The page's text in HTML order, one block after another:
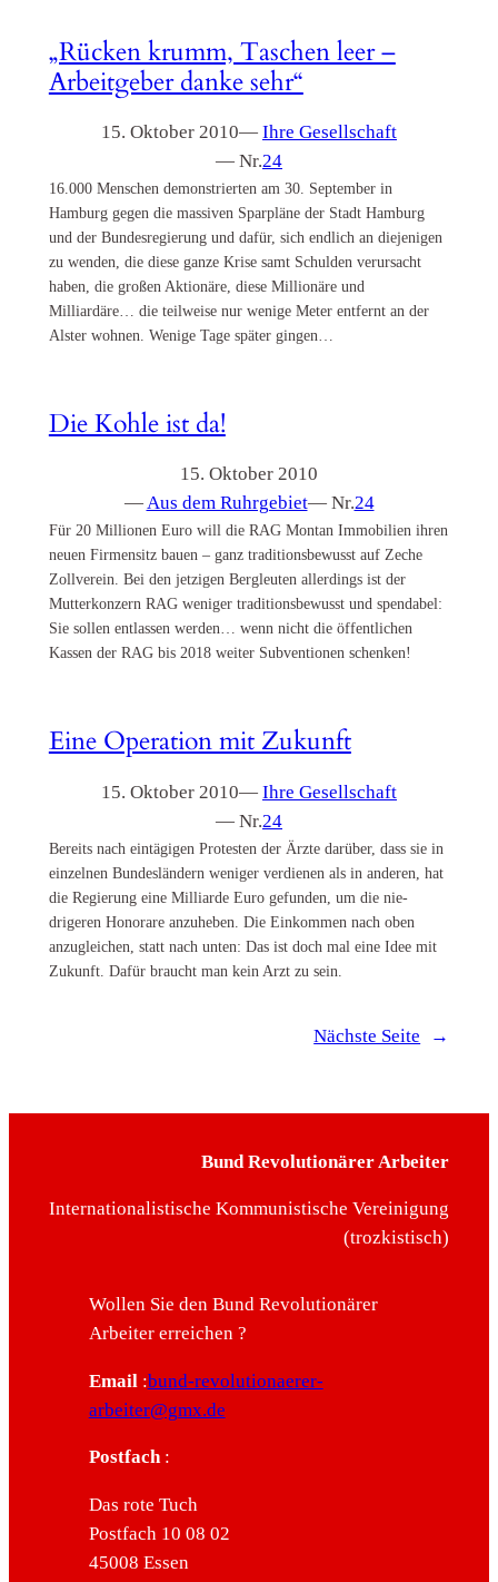
„Rücken krumm, Taschen leer –
Arbeitgeber danke sehr“
15. Oktober 2010— Ihre Gesellschaft
— Nr.24
16.000 Menschen demonstrierten am 30. September in
Hamburg gegen die massiven Sparpläne der Stadt Hamburg
und der Bundesregierung und dafür, sich endlich an diejenigen
zu wenden, die diese ganze Krise samt Schulden verursacht
haben, die großen Aktionäre, diese Millionäre und
Milliardäre… die teilweise nur wenige Meter entfernt an der
Alster wohnen. Wenige Tage später gingen…
Die Kohle ist da!
15. Oktober 2010
—Aus dem Ruhrgebiet— Nr.24
Für 20 Millionen Euro will die RAG Montan Immobilien ihren
neuen Firmensitz bauen – ganz traditionsbewusst auf Zeche
Zollverein. Bei den jetzigen Bergleuten allerdings ist der
Mutterkonzern RAG weniger traditionsbewusst und spendabel:
Sie sollen entlassen werden… wenn nicht die öffentlichen
Kassen der RAG bis 2018 weiter Subventionen schenken!
Eine Operation mit Zukunft
15. Oktober 2010— Ihre Gesellschaft
— Nr.24
Bereits nach eintägigen Protesten der Ärzte darüber, dass sie in
einzelnen Bundesländern weniger verdienen als in anderen, hat
die Regierung eine Milliarde Euro gefunden, um die nie-
drigeren Honorare anzuheben. Die Einkommen nach oben
anzugleichen, statt nach unten: Das ist doch mal eine Idee mit
Zukunft. Dafür braucht man kein Arzt zu sein.
Nächste Seite →
Bund Revolutionärer Arbeiter
Internationalistische Kommunistische Vereinigung
(trozkistisch)
Wollen Sie den Bund Revolutionärer
Arbeiter erreichen ?
Email :bund-revolutionaerer-
arbeiter@gmx.de
Postfach:
Das rote Tuch
Postfach 10 08 02
45008 Essen